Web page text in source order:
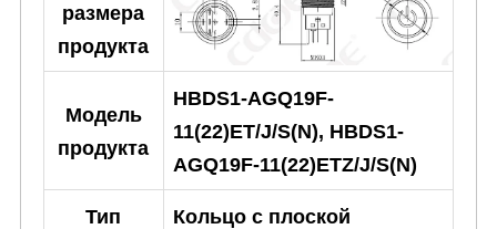
размера
продукта
Модель
продукта
HBDS1-AGQ19F-
11(22)ET/J/S(N), HBDS1-
AGQ19F-11(22)ETZ/J/S(N)
Тип
Кольцо с плоской